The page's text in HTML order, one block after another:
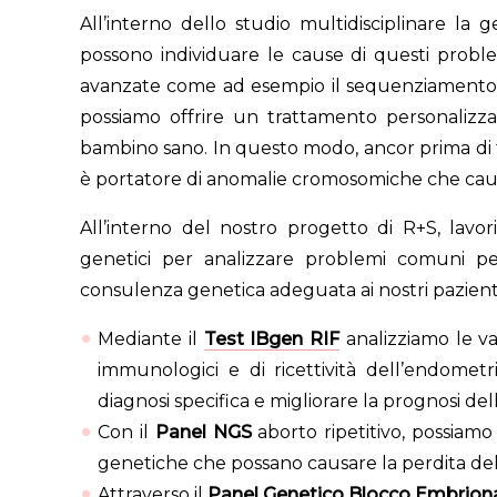
All’interno dello studio multidisciplinare la
possono individuare le cause di questi
avanzate come ad esempio il
possiamo offrire un trattamento
bambino sano. In questo modo, ancor prima
è portatore di anomalie cromosomiche che
All’interno del nostro progetto di R+S,
genetici per analizzare problemi comuni
consulenza genetica adeguata ai nostri
Mediante il Test IBgen RIFanalizziamo le
immunologici e di ricettività
diagnosi specifica e migliorare la prognosi
Con il
Panel NGSaborto ripetitivo,
genetiche che possano causare la perdita